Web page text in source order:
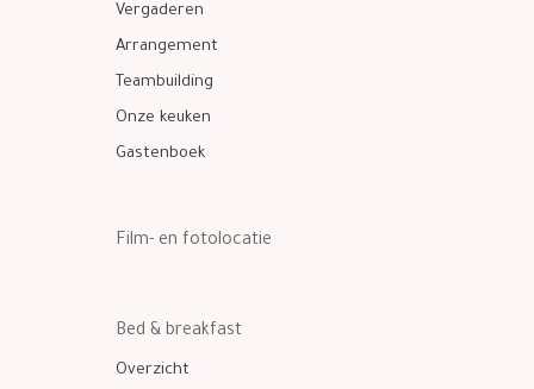
Vergaderen
Arrangement
Teambuilding
Onze keuken
Gastenboek
Film- en fotolocatie
Bed & breakfast
Overzicht